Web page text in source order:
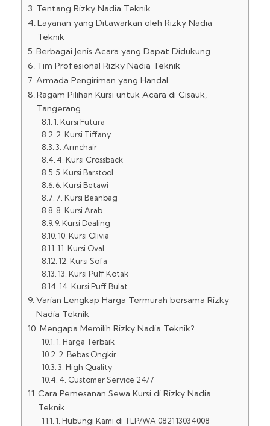
Tentang Rizky Nadia Teknik
Layanan yang Ditawarkan oleh Rizky Nadia
Teknik
Berbagai Jenis Acara yang Dapat Didukung
Tim Profesional Rizky Nadia Teknik
Armada Pengiriman yang Handal
Ragam Pilihan Kursi untuk Acara di Cisauk,
Tangerang
1. Kursi Futura
2. Kursi Tiffany
3. Armchair
4. Kursi Crossback
5. Kursi Barstool
6. Kursi Betawi
7. Kursi Beanbag
8. Kursi Arab
9. Kursi Dealing
10. Kursi Olivia
11. Kursi Oval
12. Kursi Sofa
13. Kursi Puff Kotak
14. Kursi Puff Bulat
Varian Lengkap Harga Termurah bersama Rizky
Nadia Teknik
Mengapa Memilih Rizky Nadia Teknik?
1. Harga Terbaik
2. Bebas Ongkir
3. High Quality
4. Customer Service 24/7
Cara Pemesanan Sewa Kursi di Rizky Nadia
Teknik
1. Hubungi Kami di TLP/WA 082113034008